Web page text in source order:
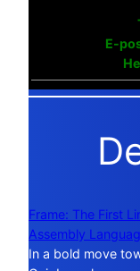
E-
Frame: The First
Assembly
In a bold move